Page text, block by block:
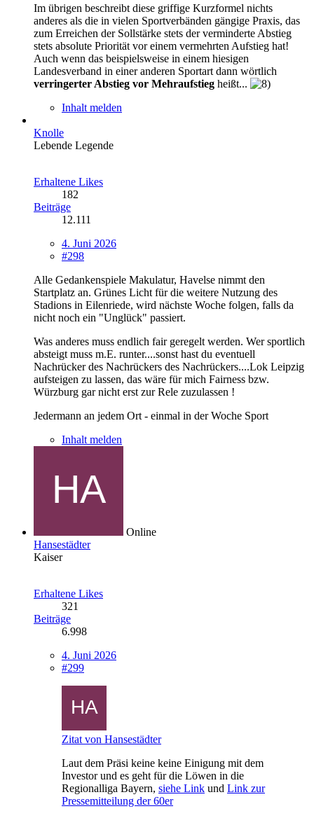
Im übrigen beschreibt diese griffige Kurzformel nichts
anderes als die in vielen Sportverbänden gängige Praxis, das
zum Erreichen der Sollstärke stets der verminderte Abstieg
stets absolute Priorität vor einem vermehrten Aufstieg hat!
Auch wenn das beispielsweise in einem hiesigen
Landesverband in einer anderen Sportart dann wörtlich
verringerter Abstieg vor Mehraufstieg heißt...
Inhalt melden
Knolle
Lebende Legende
Erhaltene Likes
182
Beiträge
12.111
4. Juni 2026
#298
Alle Gedankenspiele Makulatur, Havelse nimmt den
Startplatz an. Grünes Licht für die weitere Nutzung des
Stadions in Eilenriede, wird nächste Woche folgen, falls da
nicht noch ein "Unglück" passiert.
Was anderes muss endlich fair geregelt werden. Wer sportlich
absteigt muss m.E. runter....sonst hast du eventuell
Nachrücker des Nachrückers des Nachrückers....Lok Leipzig
aufsteigen zu lassen, das wäre für mich Fairness bzw.
Würzburg gar nicht erst zur Rele zuzulassen !
Jedermann an jedem Ort - einmal in der Woche Sport
Inhalt melden
Online
Hansestädter
Kaiser
Erhaltene Likes
321
Beiträge
6.998
4. Juni 2026
#299
Zitat von Hansestädter
Laut dem Präsi keine keine Einigung mit dem
Investor und es geht für die Löwen in die
Regionalliga Bayern, siehe Link und Link zur
Pressemitteilung der 60er